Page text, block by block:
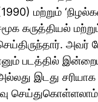
மற்றும்
கருத்தியல்
அவர்
படத்தில்
இடது